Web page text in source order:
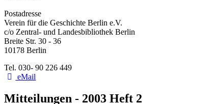
Postadresse
Verein für die Geschichte Berlin e.V.
c/o Zentral- und Landesbibliothek Berlin
Breite Str. 30 - 36
10178 Berlin
Tel. 030- 90 226 449
eMail
Mitteilungen - 2003 Heft 2